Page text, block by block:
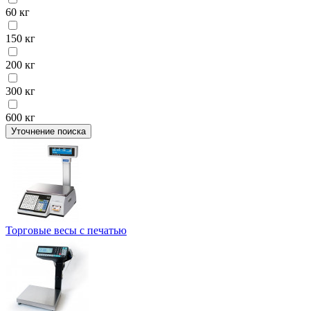
60 кг
150 кг
200 кг
300 кг
600 кг
Уточнение поиска
Торговые весы с печатью